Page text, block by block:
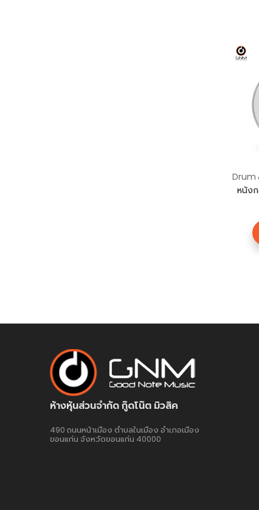
หนังก
ห้างหุ้นส่วนจำกัด กู๊ดโน๊ต มิวสิค
490 ถนนหน้าเมือง ตำบลในเมือง อำเภอเมือง
ขอนแก่น จังหวัดขอนแก่น 40000